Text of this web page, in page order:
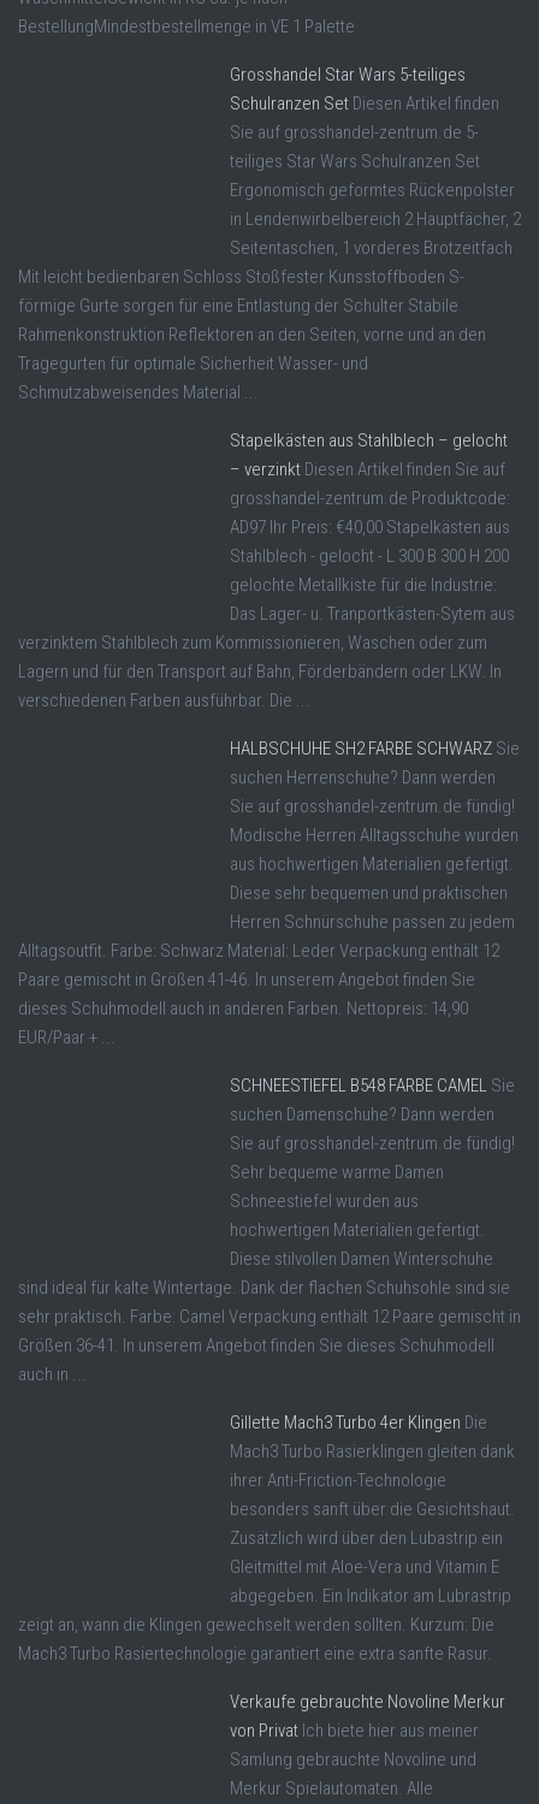
BestellungMindestbestellmenge in VE 1 Palette
Grosshandel Star Wars 5-teiliges
Schulranzen Set Diesen Artikel finden
Sie auf grosshandel-zentrum.de 5-
teiliges Star Wars Schulranzen Set
Ergonomisch geformtes Rückenpolster
in Lendenwirbelbereich 2 Hauptfächer, 2
Seitentaschen, 1 vorderes Brotzeitfach
Mit leicht bedienbaren Schloss Stoßfester Kunsstoffboden S-
förmige Gurte sorgen für eine Entlastung der Schulter Stabile
Rahmenkonstruktion Reflektoren an den Seiten, vorne und an den
Tragegurten für optimale Sicherheit Wasser- und
Schmutzabweisendes Material ...
Stapelkästen aus Stahlblech – gelocht
– verzinkt Diesen Artikel finden Sie auf
grosshandel-zentrum.de Produktcode:
AD97 Ihr Preis: €40,00 Stapelkästen aus
Stahlblech - gelocht - L 300 B 300 H 200
gelochte Metallkiste für die Industrie:
Das Lager- u. Tranportkästen-Sytem aus
verzinktem Stahlblech zum Kommissionieren, Waschen oder zum
Lagern und für den Transport auf Bahn, Förderbändern oder LKW. In
verschiedenen Farben ausführbar. Die ...
HALBSCHUHE SH2 FARBE SCHWARZ Sie
suchen Herrenschuhe? Dann werden
Sie auf grosshandel-zentrum.de fündig!
Modische Herren Alltagsschuhe wurden
aus hochwertigen Materialien gefertigt.
Diese sehr bequemen und praktischen
Herren Schnürschuhe passen zu jedem
Alltagsoutfit. Farbe: Schwarz Material: Leder Verpackung enthält 12
Paare gemischt in Größen 41-46. In unserem Angebot finden Sie
dieses Schuhmodell auch in anderen Farben. Nettopreis: 14,90
EUR/Paar + ...
SCHNEESTIEFEL B548 FARBE CAMEL Sie
suchen Damenschuhe? Dann werden
Sie auf grosshandel-zentrum.de fündig!
Sehr bequeme warme Damen
Schneestiefel wurden aus
hochwertigen Materialien gefertigt.
Diese stilvollen Damen Winterschuhe
sind ideal für kalte Wintertage. Dank der flachen Schuhsohle sind sie
sehr praktisch. Farbe: Camel Verpackung enthält 12 Paare gemischt in
Größen 36-41. In unserem Angebot finden Sie dieses Schuhmodell
auch in ...
Gillette Mach3 Turbo 4er Klingen Die
Mach3 Turbo Rasierklingen gleiten dank
ihrer Anti-Friction-Technologie
besonders sanft über die Gesichtshaut.
Zusätzlich wird über den Lubastrip ein
Gleitmittel mit Aloe-Vera und Vitamin E
abgegeben. Ein Indikator am Lubrastrip
zeigt an, wann die Klingen gewechselt werden sollten. Kurzum: Die
Mach3 Turbo Rasiertechnologie garantiert eine extra sanfte Rasur.
Verkaufe gebrauchte Novoline Merkur
von Privat Ich biete hier aus meiner
Samlung gebrauchte Novoline und
Merkur Spielautomaten. Alle